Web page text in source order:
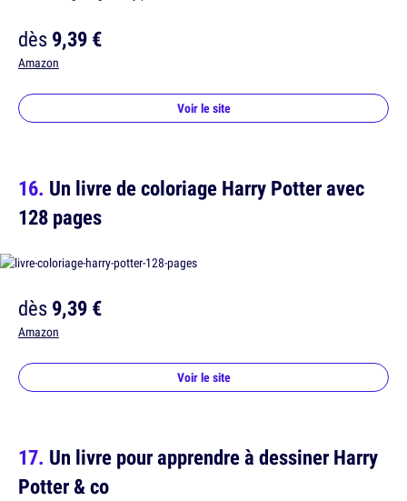
dès9,39 €
Amazon
Voir le site
Un livre de coloriage Harry Potter avec
128 pages
dès9,39 €
Amazon
Voir le site
Un livre pour apprendre à dessiner Harry
Potter & co